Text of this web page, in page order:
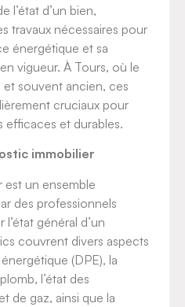
l’état d’un bien,
travaux nécessaires pour
énergétique et sa
vigueur. À Tours, où le
et souvent ancien, ces
cruciaux pour
efficaces et durables.
immobilier
est un ensemble
des professionnels
général d’un
couvrent divers aspects
(DPE), la
l’état des
de gaz, ainsi que la